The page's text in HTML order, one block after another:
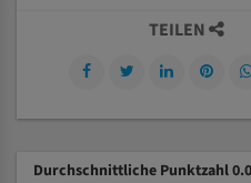
TEILEN
Durchschnittliche Punktzahl